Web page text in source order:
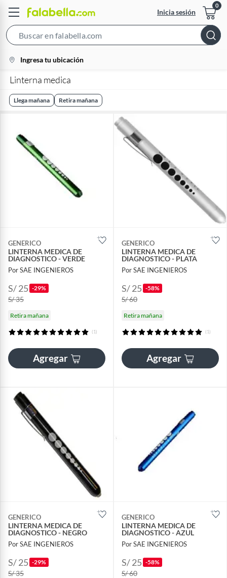
Inicia sesión
Bar
location-
icon
Ingresa tu ubicación
Linterna medica
Llega mañana Retira mañana
GENERICO
LINTERNA MEDICA DE
DIAGNOSTICO - VERDE
Por SAE INGENIEROS
S/ 25 -29%
S/ 35
Retira mañana
(1)
Agregar
GENERICO
LINTERNA MEDICA DE
DIAGNOSTICO - PLATA
Por SAE INGENIEROS
S/ 25 -58%
S/ 60
Retira mañana
(1)
Agregar
GENERICO
LINTERNA MEDICA DE
DIAGNOSTICO - NEGRO
Por SAE INGENIEROS
S/ 25 -29%
S/ 35
GENERICO
LINTERNA MEDICA DE
DIAGNOSTICO - AZUL
Por SAE INGENIEROS
S/ 25 -58%
S/ 60